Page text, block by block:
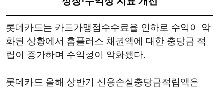
롯데카드는 카드가맹점수수료율 인하로 수익이 악
화된 상황에서 홈플러스 채권액에 대한 충당금 적
립이 증가하며 수익성이 악화됐다.
롯데카드 올해 상반기 신용손실충당금적립액은